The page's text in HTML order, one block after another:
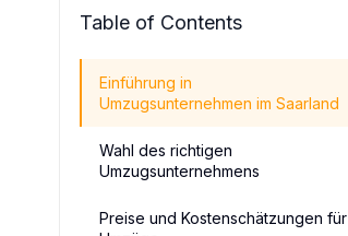
Table of Contents
Einführung in
Umzugsunternehmen im Saarland
Wahl des richtigen
Umzugsunternehmens
Preise und Kostenschätzungen für